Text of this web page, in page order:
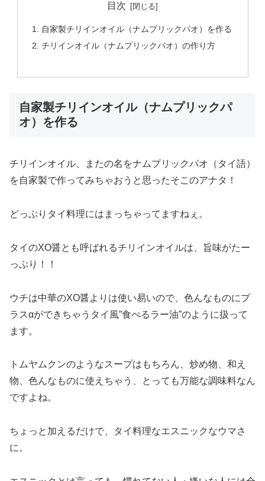
目次
自家製チリインオイル（ナムプリックパオ）を作る
チリインオイル（ナムプリックパオ）の作り方
自家製チリインオイル（ナムプリックパ
オ）を作る
チリインオイル、またの名をナムプリックパオ（タイ語）
を自家製で作ってみちゃおうと思ったそこのアナタ！
どっぷりタイ料理にはまっちゃってますねぇ。
タイのXO醤とも呼ばれるチリインオイルは、旨味がたー
っぷり！！
ウチは中華のXO醤よりは使い易いので、色んなものにプ
ラスαができちゃうタイ風”食べるラー油”のように扱って
ます。
トムヤムクンのようなスープはもちろん、炒め物、和え
物、色んなものに使えちゃう、とっても万能な調味料なん
ですよね。
ちょっと加えるだけで、タイ料理なエスニックなウマさ
に。